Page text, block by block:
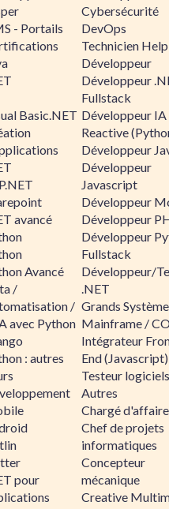
- Portails
Basic.NET
avancé
Avancé
/
/
avec Python
: autres
pour
Cybersécurité
DevOps
Technicien
Développeur
Développeur
Fullstack
Développeur IA
Reactive
Développeur
Développeur
Javascript
Développeur
Développeur
Développeur
Fullstack
Développeur/
.NET
Grands
Mainframe /
Intégrateur
End (Javascript)
Testeur logiciels
Autres
Chargé
Chef de projets
informatiques
Concepteur
mécanique
Creative